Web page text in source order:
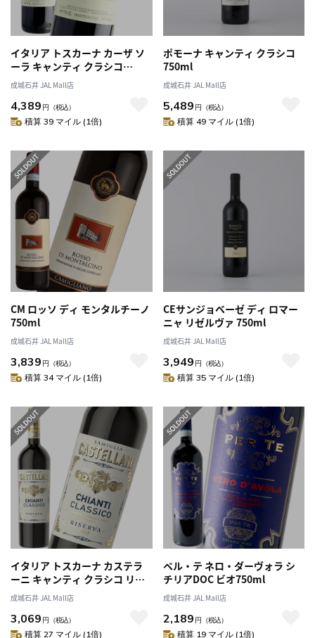
イタリア トスカーナ カーザ ソ
ーラ キャンティ クラシコ
750ml
成城石井 JAL Mall店
4,389 円 （税込）
積算 39 マイル (1倍)
ポモーナ キャンティ クラシコ
750ml
成城石井 JAL Mall店
5,489 円 （税込）
積算 49 マイル (1倍)
CM ロッソ ディ モンタルチーノ
750ml
成城石井 JAL Mall店
3,839 円 （税込）
積算 34 マイル (1倍)
CEサンジョベーゼ ディ ロマー
ニャ リゼルヴァ 750ml
成城石井 JAL Mall店
3,949 円 （税込）
積算 35 マイル (1倍)
イタリア トスカーナ カステラ
ーニ キャンティ クラシコ リゼ
ルヴァ 750ml
成城石井 JAL Mall店
3,069 円 （税込）
積算 27 マイル (1倍)
ペル・テ ネロ・ダーヴォラ シ
チリアDOC ビオ750ml
成城石井 JAL Mall店
2,189 円 （税込）
積算 19 マイル (1倍)